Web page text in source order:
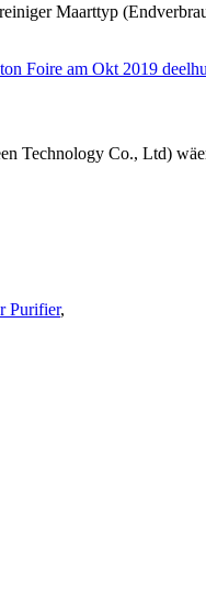
Maarttyp
Technology Co., Ltd)
Purifier,